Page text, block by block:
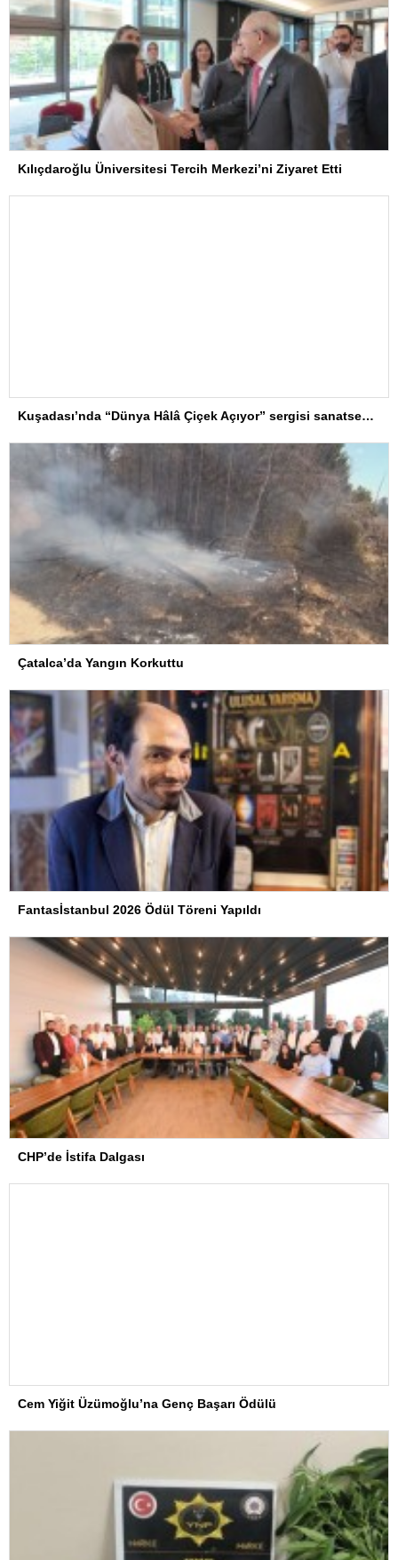
Kılıçdaroğlu Üniversitesi Tercih Merkezi’ni Ziyaret Etti
Kuşadası’nda “Dünya Hâlâ Çiçek Açıyor” sergisi sanatseverlerle buluşuyor
Çatalca’da Yangın Korkuttu
Fantasİstanbul 2026 Ödül Töreni Yapıldı
CHP’de İstifa Dalgası
Cem Yiğit Üzümoğlu’na Genç Başarı Ödülü